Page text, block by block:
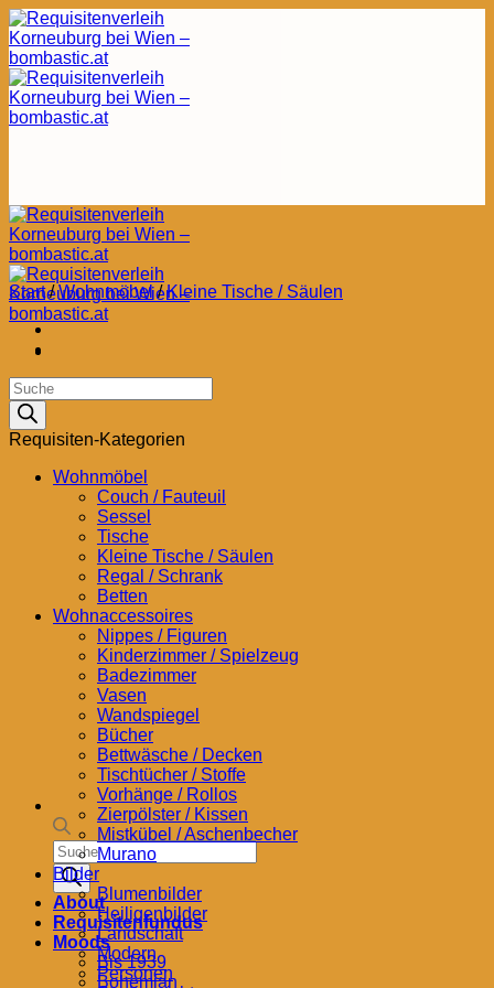
Zum
Inhalt
springen
Products
search
About
Requisitenfundus
Moods
Bis 1939
Bohemian
Start / Wohnmöbel / Kleine Tische / Säulen
Products
search
Requisiten-Kategorien
Wohnmöbel
Couch / Fauteuil
Sessel
Tische
Kleine Tische / Säulen
Regal / Schrank
Betten
Wohnaccessoires
Nippes / Figuren
Kinderzimmer / Spielzeug
Badezimmer
Vasen
Wandspiegel
Bücher
Bettwäsche / Decken
Tischtücher / Stoffe
Vorhänge / Rollos
Zierpölster / Kissen
Mistkübel / Aschenbecher
Murano
Bilder
Blumenbilder
Heiligenbilder
Landschaft
Modern
Personen